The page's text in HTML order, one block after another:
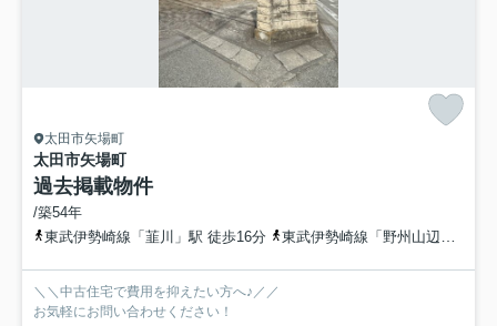
太田市矢場町
太田市矢場町
過去掲載物件
/築54年
東武伊勢崎線「韮川」駅 徒歩16分
東武伊勢崎線「野州山辺」駅 徒歩37分
＼＼中古住宅で費用を抑えたい方へ♪／／
お気軽にお問い合わせください！